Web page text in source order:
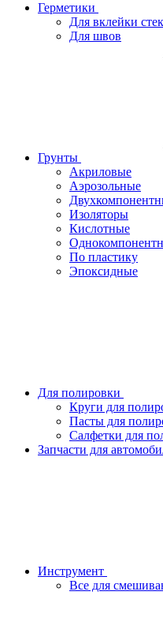
Герметики
Для вклейки
Для швов
Грунты
Акриловые
Аэрозольные
Изоляторы
Кислотные
По пластику
Эпоксидные
Для полировки
Круги для
Пасты для
Салфетки для
Запчасти для
Инструмент
Все для